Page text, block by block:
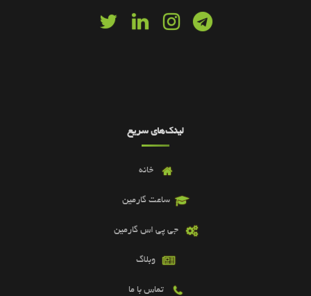
لینک‌های سریع
خانه
ساعت گارمین
جی پی اس گارمین
وبلاگ
تماس با ما